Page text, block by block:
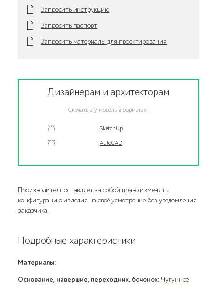
Запросить инструкцию
Запросить паспорт
Запросить материалы для проектирования
Дизайнерам и архитекторам
Скачать эту модель в форматах:
SketchUp
AutoCAD
Производитель оставляет за собой право изменять
конфигурацию изделия на своё усмотрение без уведомления
заказчика.
Подробные характеристики
Материалы:
Основание, навершие, переходник, бочонок: Чугунное